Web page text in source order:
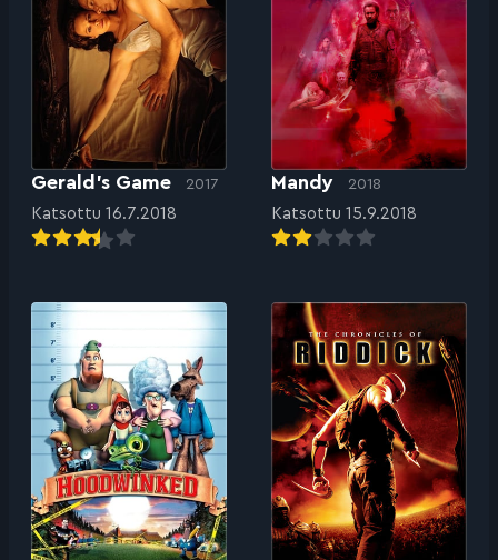
Gerald’s Game 2017
Katsottu 16.7.2018
Mandy 2018
Katsottu 15.9.2018